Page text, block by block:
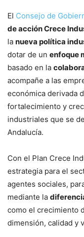
El Consejo de
de acción Crece
la nueva política
dotar de un enfoque
basado en la
acompañe a las
económica derivada
fortalecimiento y
industriales que se
Andalucía.
Con el Plan Crece
estrategia para el
agentes sociales,
mediante la
como el crecimiento
dimensión, calidad y